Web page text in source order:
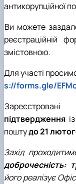
антикорупційної
Ви можете
реєстраційній
змістовною.
Для участі
s://forms.gle/
підтвердження
поштудо 21
Захід
доброчесність:
його реалізує